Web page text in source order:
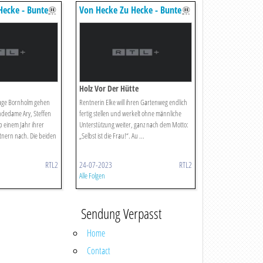
- Bunte
Bornholm gehen
Ary, Steffen
einem Jahr ihrer
nach. Die beiden
RTL2
Von Hecke Zu Hecke - Bunte
Beetgeschichten
Holz Vor Der Hütte
Rentnerin Elke will ihren Gartenweg endlich
fertig stellen und werkelt ohne männliche
Unterstützung weiter, ganz nach dem Motto:
„Selbst ist die Frau!“. Au ...
24-07-2023 RTL2
Alle Folgen
Sendung Verpasst
Home
Contact